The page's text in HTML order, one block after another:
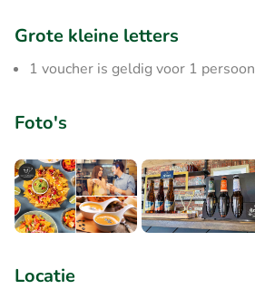
Grote kleine letters
1 voucher is geldig voor 1 persoon
Foto's
Locatie